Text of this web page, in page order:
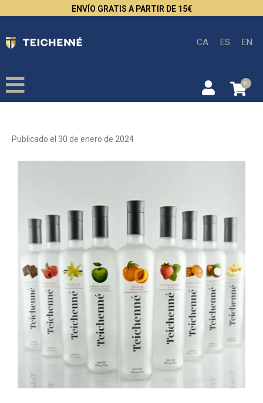
ENVÍO GRATIS A PARTIR DE 15€
CA ES EN
0
Publicado el 30 de enero de 2024